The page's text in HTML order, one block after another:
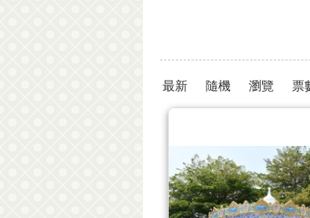
最新 隨機 瀏覽 票